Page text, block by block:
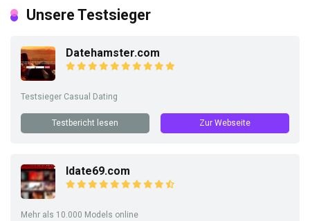
Unsere Testsieger
Datehamster.com
Testsieger Casual Dating
Testbericht lesen Zur Webseite
Idate69.com
Mehr als 10.000 Models online